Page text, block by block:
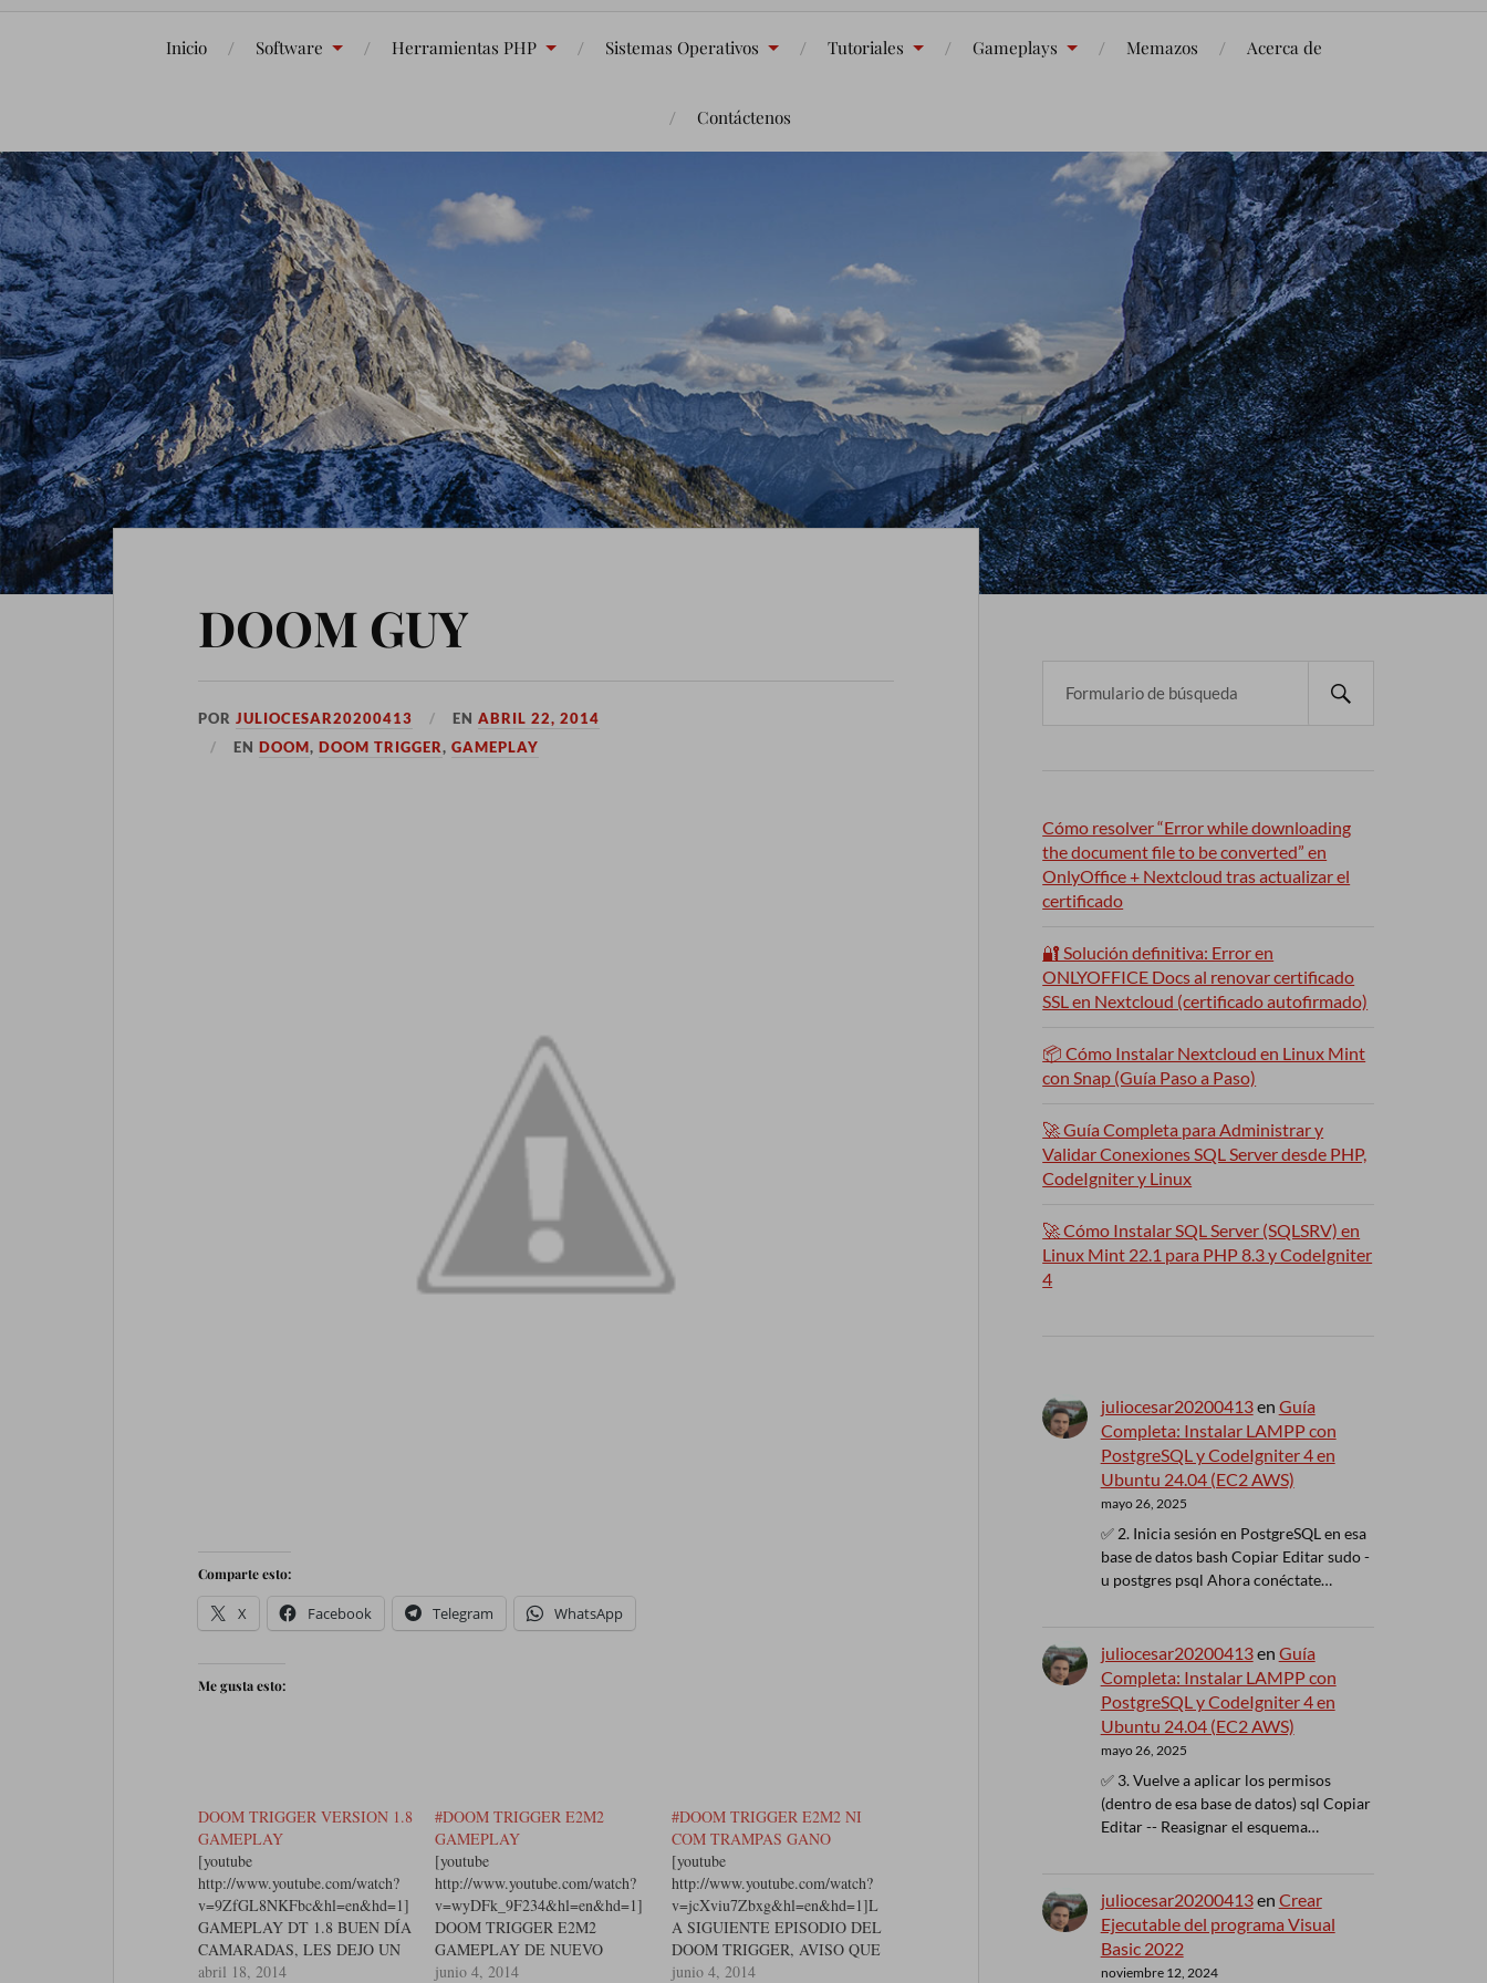
Inicio Software Herramientas PHP Sistemas Operativos Tutoriales Gameplays Memazos Acerca de
Contáctenos
DOOM GUY
PORJULIOCESAR20200413 ENABRIL 22, 2014
ENDOOM,DOOM TRIGGER,GAMEPLAY
Comparte esto:
X Facebook Telegram WhatsApp
Me gusta esto:
DOOM TRIGGER VERSION 1.8
GAMEPLAY
[youtube
http://www.youtube.com/watch?
v=9ZfGL8NKFbc&hl=en&hd=1]
GAMEPLAY DT 1.8 BUEN DÍA
CAMARADAS, LES DEJO UN
GAMEPLAY DE DOOM
abril 18, 2014
#DOOM TRIGGER E2M2
GAMEPLAY
[youtube
http://www.youtube.com/watch?
v=wyDFk_9F234&hl=en&hd=1]
DOOM TRIGGER E2M2
GAMEPLAY DE NUEVO
CAMARADAS OTRO NEW
junio 4, 2014
#DOOM TRIGGER E2M2 NI
COM TRAMPAS GANO
[youtube
http://www.youtube.com/watch?
v=jcXviu7Zbxg&hl=en&hd=1]L
A SIGUIENTE EPISODIO DEL
DOOM TRIGGER, AVISO QUE
PERDÍ, PRONTO ESTARA LA
junio 4, 2014
Cómo resolver “Error while downloading
the document file to be converted” en
OnlyOffice + Nextcloud tras actualizar el
certificado
🔐 Solución definitiva: Error en
ONLYOFFICE Docs al renovar certificado
SSL en Nextcloud (certificado autofirmado)
📦 Cómo Instalar Nextcloud en Linux Mint
con Snap (Guía Paso a Paso)
🚀 Guía Completa para Administrar y
Validar Conexiones SQL Server desde PHP,
CodeIgniter y Linux
🚀 Cómo Instalar SQL Server (SQLSRV) en
Linux Mint 22.1 para PHP 8.3 y CodeIgniter
4
juliocesar20200413en Guía
Completa: Instalar LAMPP con
PostgreSQL y CodeIgniter 4 en
Ubuntu 24.04 (EC2 AWS)
mayo 26, 2025
✅ 2. Inicia sesión en PostgreSQL en esa
base de datos bash Copiar Editar sudo -
u postgres psql Ahora conéctate…
juliocesar20200413en Guía
Completa: Instalar LAMPP con
PostgreSQL y CodeIgniter 4 en
Ubuntu 24.04 (EC2 AWS)
mayo 26, 2025
✅ 3. Vuelve a aplicar los permisos
(dentro de esa base de datos) sql Copiar
Editar -- Reasignar el esquema…
juliocesar20200413en Crear
Ejecutable del programa Visual
Basic 2022
noviembre 12, 2024